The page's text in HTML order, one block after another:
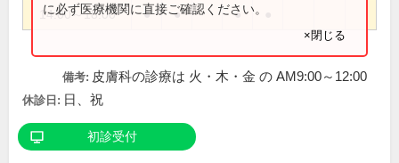
14:00～18:00 ● ● ●
に必ず医療機関に直接ご確認ください。
×閉じる
備考: 皮膚科の診療は 火・木・金 の AM9:00～12:00
休診日: 日、祝
初診受付